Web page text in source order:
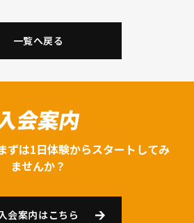
一覧へ戻る
会案内
ずは1日体験からスタートしてみ
ませんか？
会案内はこちら